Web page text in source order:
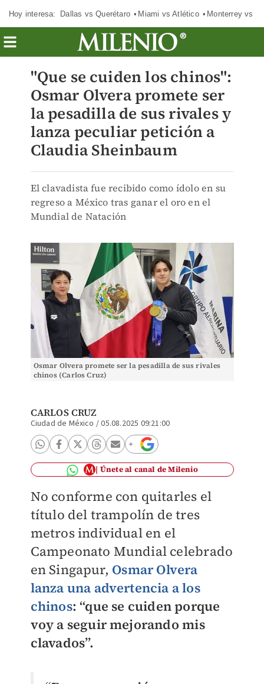
Hoy interesa: Dallas vs Querétaro Miami vs Atlético Monterrey vs
"Que se cuiden los chinos":
Osmar Olvera promete ser
la pesadilla de sus rivales y
lanza peculiar petición a
Claudia Sheinbaum
El clavadista fue recibido como ídolo en su
regreso a México tras ganar el oro en el
Mundial de Natación
Osmar Olvera promete ser la pesadilla de sus rivales
chinos (Carlos Cruz)
CARLOS CRUZ
Ciudad de México /05.08.2025 09:21:00
Únete al canal de Milenio
No conforme con quitarles el
título del trampolín de tres
metros individual en el
Campeonato Mundial celebrado
en Singapur, Osmar Olvera
lanza una advertencia a los
chinos: “que se cuiden porque
voy a seguir mejorando mis
clavados”.